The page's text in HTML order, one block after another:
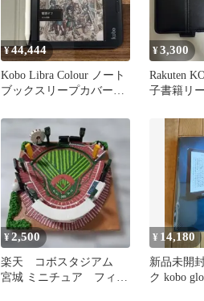
¥44,444
Kobo Libra Colour ノート
ブックスリープカバー・
¥3,300
Rakuten
子書籍リ
¥2,500
楽天 コボスタジアム
宮城 ミニチュア フィギ
¥ 14,180
新品未開
ク kobo